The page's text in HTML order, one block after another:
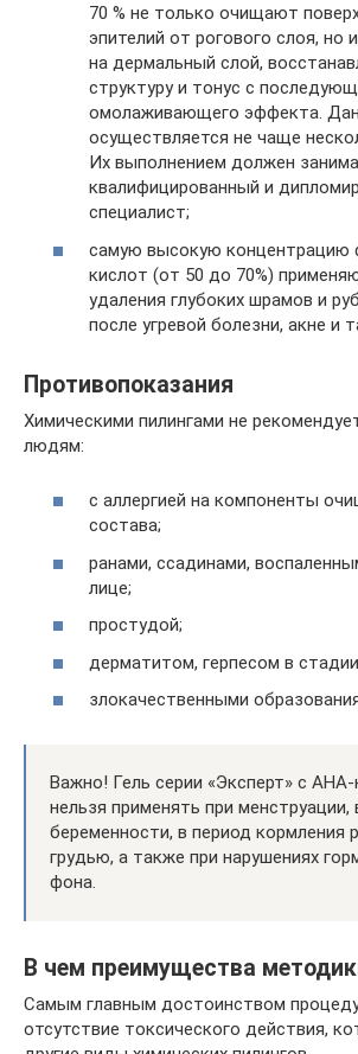
70 % не только очищают
эпителий от рогового слоя, но
на дермальный слой,
структуру и тонус с
омолаживающего эффекта.
осуществляется не чаще
Их выполнением должен
квалифицированный и
специалист;
самую высокую концентрацию
кислот (от 50 до 70%)
удаления глубоких шрамов и
после угревой болезни, акне и
Противопоказания
Химическими пилингами не
людям:
с аллергией на компоненты
состава;
ранами, ссадинами,
лице;
простудой;
дерматитом, герпесом в
злокачественными
Важно! Гель серии «Эксперт» с
нельзя применять при менструации,
беременности, в период кормления
грудью, а также при нарушениях
фона.
В чем преимущества
Самым главным достоинством
отсутствие токсического действия,